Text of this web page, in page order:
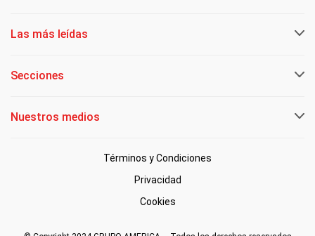
Las más leídas
Secciones
Nuestros medios
Términos y Condiciones
Privacidad
Cookies